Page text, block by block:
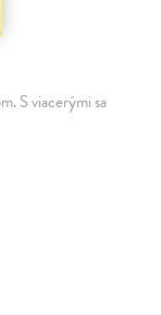
S viacerými sa